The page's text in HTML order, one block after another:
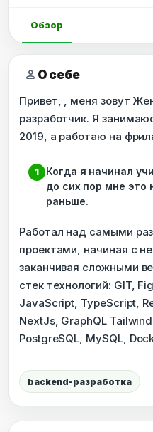
Обзор
person О себе
Привет, , меня зовут
разработчик. Я
2019, а работаю на
Когда я начинал
до сих пор мне это
раньше.
Работал над самыми
проектами, начиная с
заканчивая сложными
стек технологий: GIT,
JavaScript, TypeScript,
NextJs, GraphQL
PostgreSQL, MySQL,
backend-разработка